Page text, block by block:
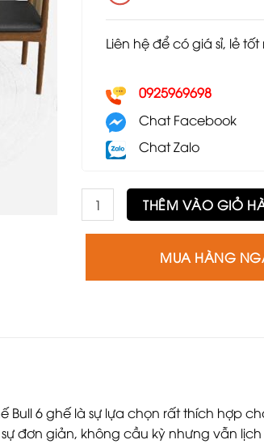
Liên hệ để có giá sỉ, lẻ
0925969698
Chat Facebook
Chat Zalo
Bộ bàn ghế Bull 6 ghế số lượng
THÊM VÀO GIỎ
MUA HÀNG
Bull 6 ghế là sự lựa chọn rất thích hợp
đơn giản, không cầu kỳ nhưng vẫn